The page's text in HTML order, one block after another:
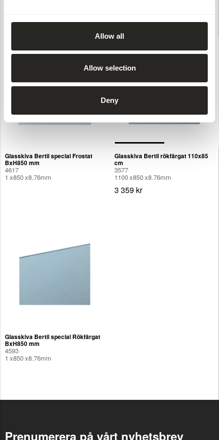
Allow all
Allow selection
Deny
Glasskiva Bertil special Frostat
BxH850 mm
4617
1 850 8.76mm
Glasskiva Bertil rökfärgat 110x85
cm
3577
1100 850 8.76mm
3 359 kr
Glasskiva Bertil special Rökfärgat
BxH850 mm
4593
1 850 8.76mm
Prenumerera på vårt nyhetsbrev